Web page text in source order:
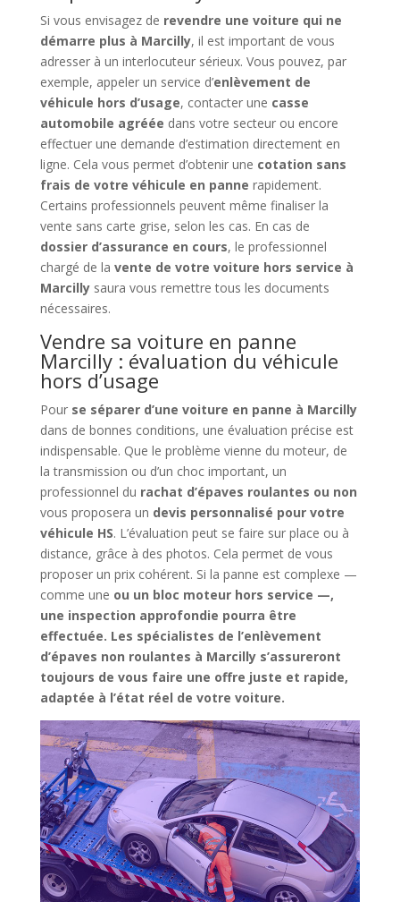
Si vous envisagez de revendre une voiture qui ne
démarre plus à Marcilly, il est important de vous
adresser à un interlocuteur sérieux. Vous pouvez, par
exemple, appeler un service d’enlèvement de
véhicule hors d’usage, contacter une casse
automobile agréée dans votre secteur ou encore
effectuer une demande d’estimation directement en
ligne. Cela vous permet d’obtenir une cotation sans
frais de votre véhicule en panne rapidement.
Certains professionnels peuvent même finaliser la
vente sans carte grise, selon les cas. En cas de
dossier d’assurance en cours, le professionnel
chargé de la vente de votre voiture hors service à
Marcillysaura vous remettre tous les documents
nécessaires.
Vendre sa voiture en panne
Marcilly : évaluation du véhicule
hors d’usage
Pour se séparer d’une voiture en panne à Marcilly
dans de bonnes conditions, une évaluation précise est
indispensable. Que le problème vienne du moteur, de
la transmission ou d’un choc important, un
professionnel du rachat d’épaves roulantes ou non
vous proposera un devis personnalisé pour votre
véhicule HS. L’évaluation peut se faire sur place ou à
distance, grâce à des photos. Cela permet de vous
proposer un prix cohérent. Si la panne est complexe —
comme une ou un bloc moteur hors service —,
une inspection approfondie pourra être
effectuée. Les spécialistes de l’enlèvement
d’épaves non roulantes à Marcillys’assureront
toujours de vous faire une offre juste et rapide,
adaptée à l’état réel de votre voiture.